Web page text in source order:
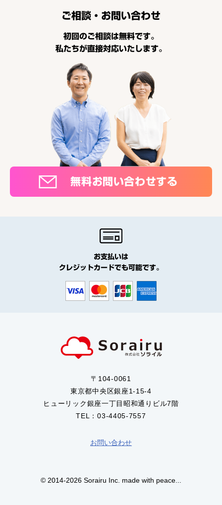
初回のご相談は無料です。
私たちが直接対応いたします。
無料お問い合わせする
ご相談・お問い合わせ
お支払いは
クレジットカードでも可能です。
〒104-0061
東京都中央区銀座1-15-4
ヒューリック銀座一丁目昭和通りビル7階
TEL：03-4405-7557
お問い合わせ
© 2014-2026 Sorairu Inc. made with peace...